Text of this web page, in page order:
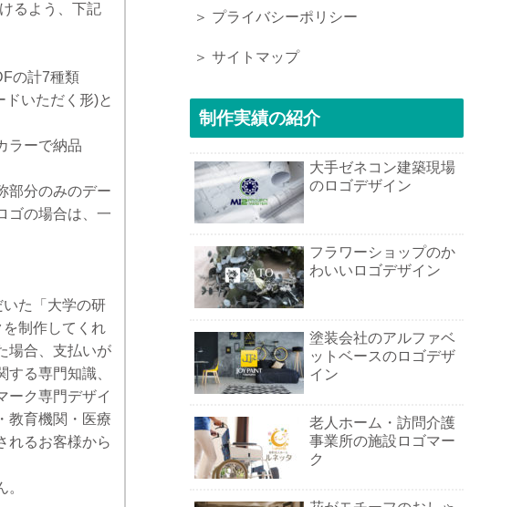
るよう、下記
の計7種類
いただく形)と
ラーで納品
部分のみのデー
ゴの場合は、一
た「大学の研
制作してくれ
場合、支払いが
る専門知識、
ーク専門デザイ
教育機関・医療
れるお客様から
＞ プライバシーポリシー
＞ サイトマップ
制作実績の紹介
大手ゼネコン建築現場
のロゴデザイン
フラワーショップのか
わいいロゴデザイン
塗装会社のアルファベ
ットベースのロゴデザ
イン
老人ホーム・訪問介護
事業所の施設ロゴマー
ク